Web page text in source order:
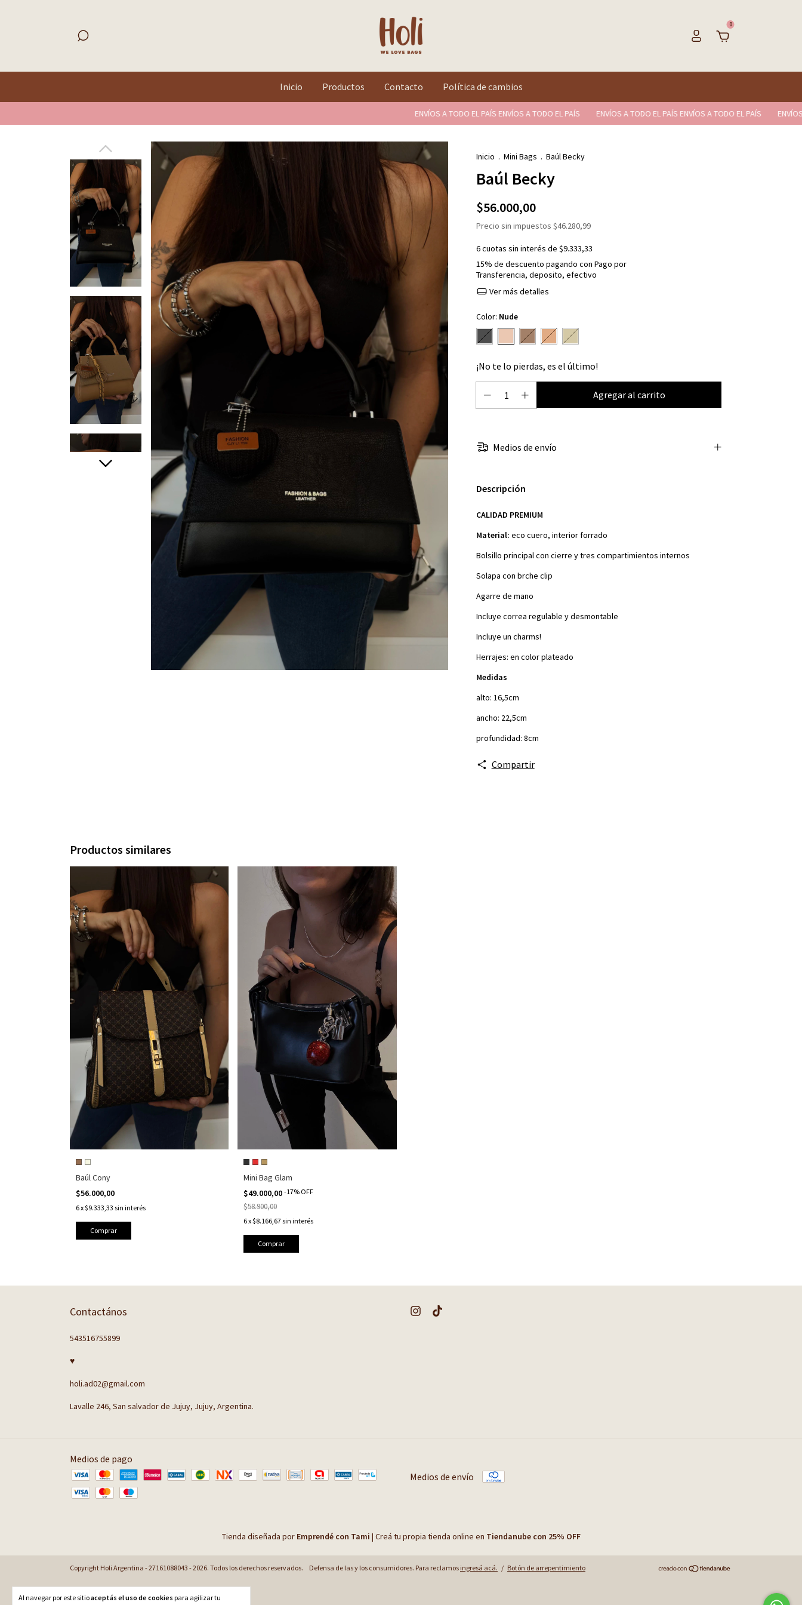
0
Inicio Productos Contacto Política de cambios
ENVÍOS A TODO EL PAÍS ENVÍOS A TODO EL PAÍS ENVÍOS A TODO EL PAÍS ENVÍOS A TODO EL PAÍS ENVÍOS A
Al navegar por este sitioaceptás el uso de cookies para agilizar tu
Inicio . Mini Bags . Baúl Becky
Baúl Becky
$56.000,00
Precio sin impuestos $46.280,99
6cuotas sin interés de $9.333,33
15% de descuento pagando con Pago por
Transferencia, deposito, efectivo
Ver más detalles
Color: Nude
¡No te lo pierdas, es el último!
Medios de envío
Descripción
CALIDAD PREMIUM
Material: eco cuero, interior forrado
Bolsillo principal con cierre y tres compartimientos internos
Solapa con brche clip
Agarre de mano
Incluye correa regulable y desmontable
Incluye un charms!
Herrajes: en color plateado
Medidas
alto: 16,5cm
ancho: 22,5cm
profundidad: 8cm
Compartir
Productos similares
Baúl Cony
$56.000,00
6x$9.333,33 sin interés
Comprar
Mini Bag Glam
$49.000,00-17% OFF
$58.900,00
6x$8.166,67 sin interés
Comprar
Contactános
543516755899
♥
holi.ad02@gmail.com
Lavalle 246, San salvador de Jujuy, Jujuy, Argentina.
Medios de pago
Medios de envío
Tienda diseñada por Emprendé con Tami | Creá tu propia tienda online en Tiendanube con 25% OFF
Copyright Holi Argentina - 27161088043 - 2026. Todos los derechos reservados. Defensa de las y los consumidores. Para reclamos ingresá acá. / Botón de arrepentimiento